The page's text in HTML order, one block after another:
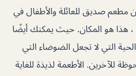
مطعم صديق للعائلة والأطفال في
هذا هو المكان. حيث يمكنك أيضًا
التي لا تجعل الضوضاء التي
للآخرين. الأطعمة لذيذة للغاية